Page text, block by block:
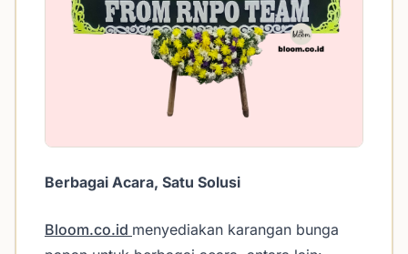
Berbagai Acara, Satu Solusi
Bloom.co.id menyediakan karangan bunga